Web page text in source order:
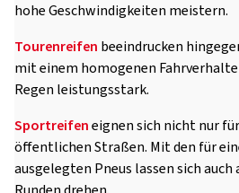
hohe Geschwindigkeiten meistern.
Tourenreifen beeindrucken
mit einem homogenen
Regen leistungsstark.
Sportreifeneignen sich nicht nur
öffentlichen Straßen. Mit den für
ausgelegten Pneus lassen sich